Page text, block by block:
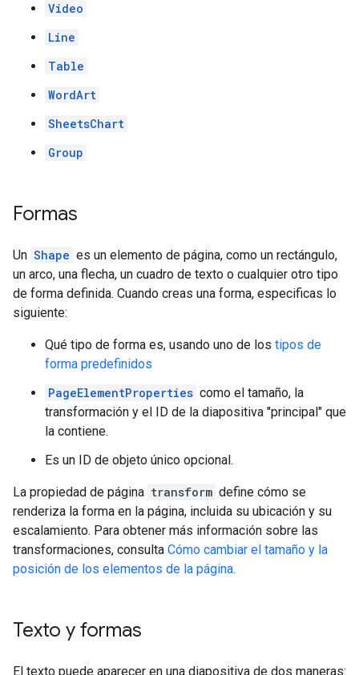
Video
Line
Table
WordArt
SheetsChart
Group
Formas
Un Shape es un elemento de página, como un rectángulo,
un arco, una flecha, un cuadro de texto o cualquier otro tipo
de forma definida. Cuando creas una forma, especificas lo
siguiente:
Qué tipo de forma es, usando uno de los tipos de
forma predefinidos
PageElementProperties como el tamaño, la
transformación y el ID de la diapositiva "principal" que
la contiene.
Es un ID de objeto único opcional.
La propiedad de página transform define cómo se
renderiza la forma en la página, incluida su ubicación y su
escalamiento. Para obtener más información sobre las
transformaciones, consulta Cómo cambiar el tamaño y la
posición de los elementos de la página.
Texto y formas
El texto puede aparecer en una diapositiva de dos maneras: